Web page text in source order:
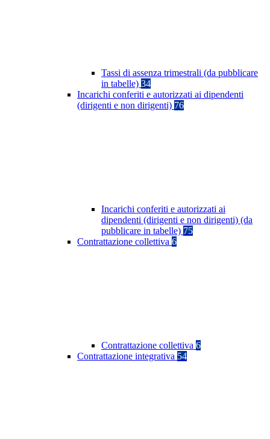
Tassi di assenza trimestrali (da pubblicare
in tabelle) 34
Incarichi conferiti e autorizzati ai dipendenti
(dirigenti e non dirigenti) 76
Incarichi conferiti e autorizzati ai
dipendenti (dirigenti e non dirigenti) (da
pubblicare in tabelle) 75
Contrattazione collettiva 6
Contrattazione collettiva 6
Contrattazione integrativa 54